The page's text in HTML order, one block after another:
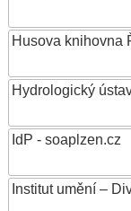
Husova knihovna
Hydrologický
IdP - soaplzen.cz
Institut umění –